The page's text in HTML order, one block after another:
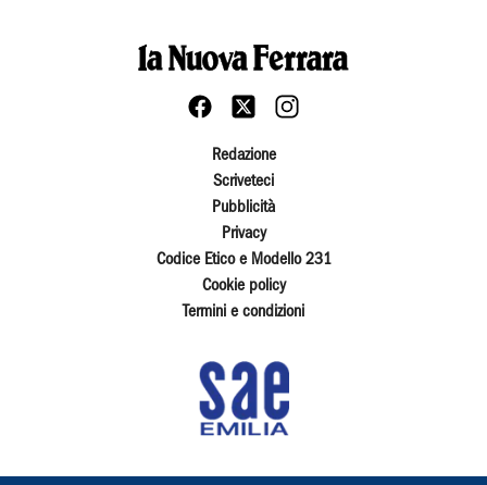
Redazione
Scriveteci
Pubblicità
Privacy
Codice Etico e Modello 231
Cookie policy
Termini e condizioni